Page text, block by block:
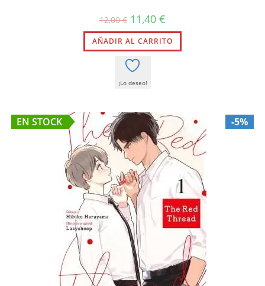
12,00€ El
precio
original
era:
12,00 €.
11,40 €
actual
es:
11,40 €.
AÑADIR AL CARRITO
¡Lo deseo!
EN STOCK -5%